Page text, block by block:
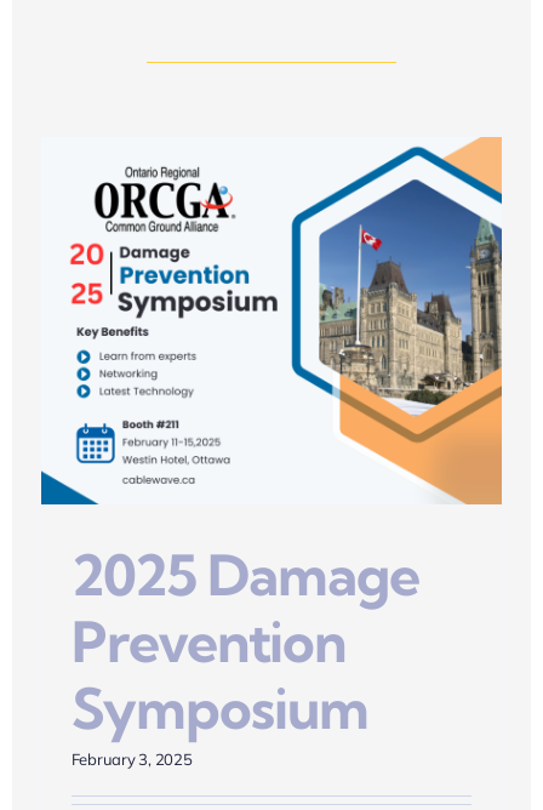
2025 Damage
Prevention
Symposium
February 3, 2025